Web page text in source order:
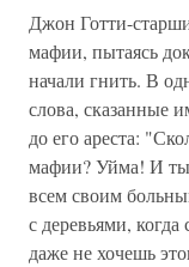
Джон Готти-
мафии, пытаясь
начали гнить. В
слова, сказанные
до его ареста:
мафии? Уйма! И ты
всем своим
с деревьями,
даже не хочешь